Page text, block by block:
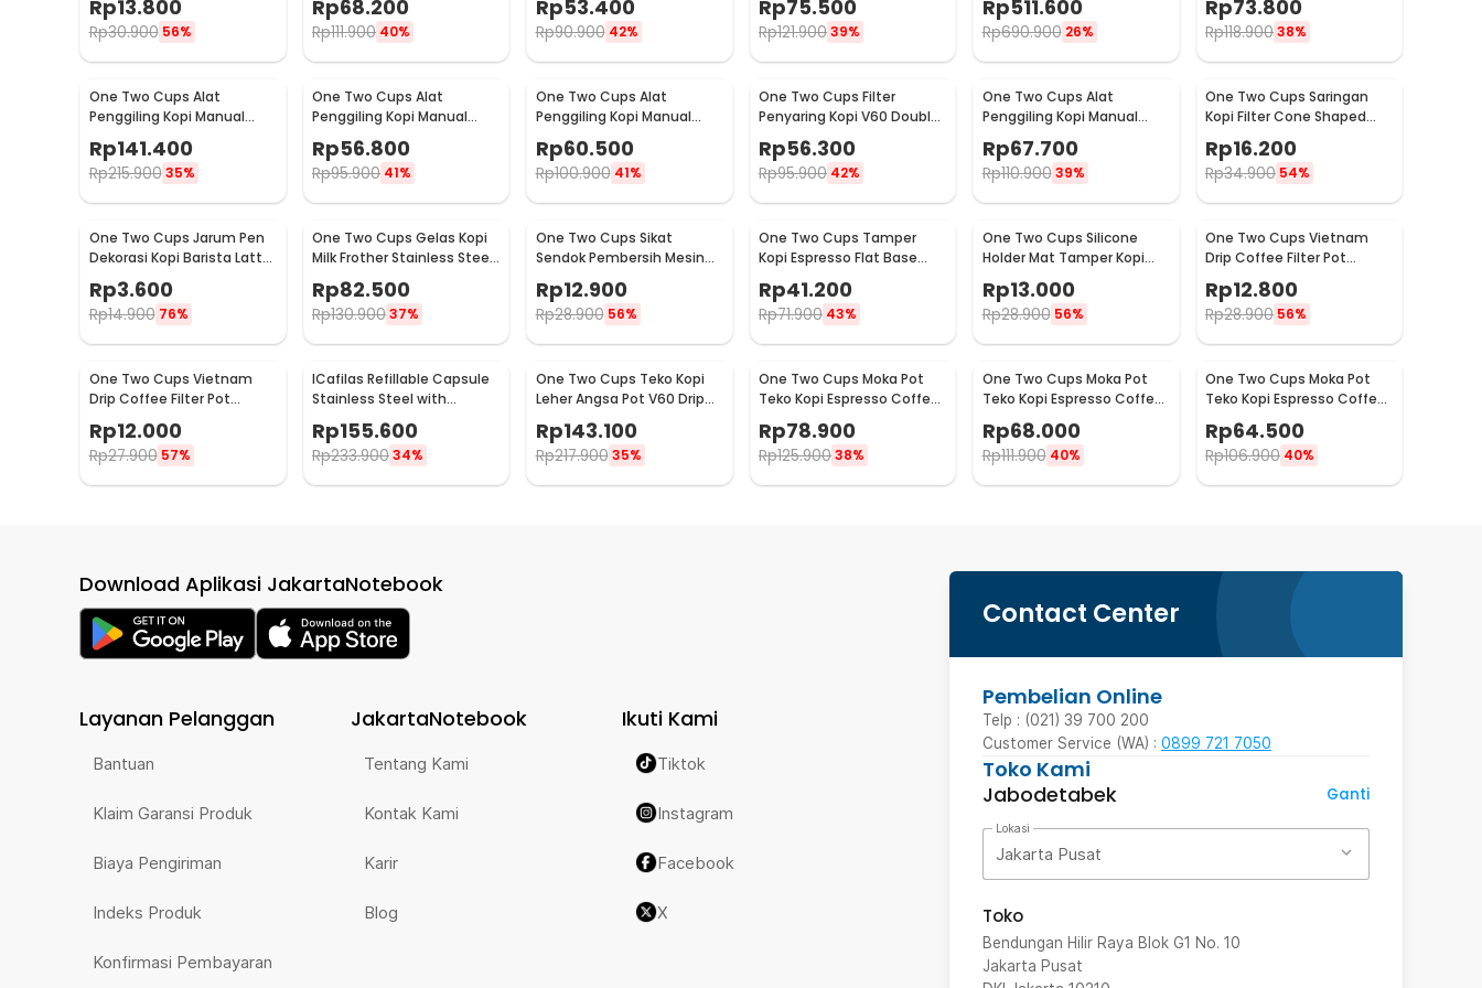
LC1
Rp13.800
Rp30.900 56%
Z20
Rp68.200
Rp111.900 40%
Z20
Rp53.400
Rp90.900 42%
16290
Rp75.500
Rp121.90039%
- 600N
Rp511.600
Rp690.900 26%
NM-8300
Rp73.800
Rp118.90038%
One Two Cups Alat
Penggiling Kopi Manual
CW85532
Rp141.400
Rp215.900 35%
One Two Cups Alat
Penggiling Kopi Manual
Coffee Grinder 160ml -
CF012
Rp56.800
Rp95.900 41%
One Two Cups Alat
Penggiling Kopi Manual
Coffee Grinder Adjustable
- RHNHA0176
Rp60.500
Rp100.900 41%
One Two Cups Filter
Penyaring Kopi V60 Double
Layer Coffee Filter - FS-40S
Rp56.300
Rp95.900 42%
One Two Cups Alat
Penggiling Kopi Manual
Coffee Grinder Adjustable
- CF4146
Rp67.700
Rp110.900 39%
One Two Cups Saringan
Kopi Filter Cone Shaped
Coffee Dripper 1 PCS - K741
Rp16.200
Rp34.900 54%
One Two Cups Jarum Pen
Dekorasi Kopi Barista Latte
Art Needle 13cm - F3F27
Rp3.600
Rp14.900 76%
One Two Cups Gelas Kopi
Milk Frother Stainless Steel
400ml - WZ0011
Rp82.500
Rp130.90037%
One Two Cups Sikat
Sendok Pembersih Mesin
Rp12.900
Rp28.900 56%
One Two Cups Tamper
Kopi Espresso Flat Base
SS51
Rp41.200
Rp71.900 43%
One Two Cups Silicone
Holder Mat Tamper Kopi
Espresso Barista - 0310
Rp13.000
Rp28.900 56%
One Two Cups Vietnam
Drip Coffee Filter Pot
Saringan Kopi 124ml 7Q -
LC1
Rp12.800
Rp28.900 56%
One Two Cups Vietnam
Drip Coffee Filter Pot
LC1
Rp12.000
Rp27.900 57%
ICafilas Refillable Capsule
Stainless Steel with
Tamper for Nespresso -
F456
Rp155.600
Rp233.90034%
One Two Cups Teko Kopi
Leher Angsa Pot V60 Drip
Kettle 960ml - RF-15
Rp143.100
Rp217.900 35%
One Two Cups Moka Pot
Teko Kopi Espresso Coffee
Maker Stovetop 6 Cup
300ml - Z21
Rp78.900
Rp125.90038%
One Two Cups Moka Pot
Teko Kopi Espresso Coffee
Maker Stovetop 4 Cup
200ml - Z21
Rp68.000
Rp111.900 40%
One Two Cups Moka Pot
Teko Kopi Espresso Coffee
Maker Stovetop 2 Cup
100ml - Z21
Rp64.500
Rp106.900 40%
Contact Center
Pembelian Online
Telp : (021) 39 700 200
Customer Service (WA) : 0899 721 7050
Toko Kami
Jabodetabek
Ganti
Lokasi
Jakarta Pusat
Toko
Bendungan Hilir Raya Blok G1 No. 10
Jakarta Pusat
Download Aplikasi JakartaNotebook
Layanan Pelanggan
Bantuan
Klaim Garansi Produk
Biaya Pengiriman
Indeks Produk
Konfirmasi Pembayaran
JakartaNotebook
Tentang Kami
Kontak Kami
Karir
Blog
Ikuti Kami
Tiktok
Instagram
Facebook
X